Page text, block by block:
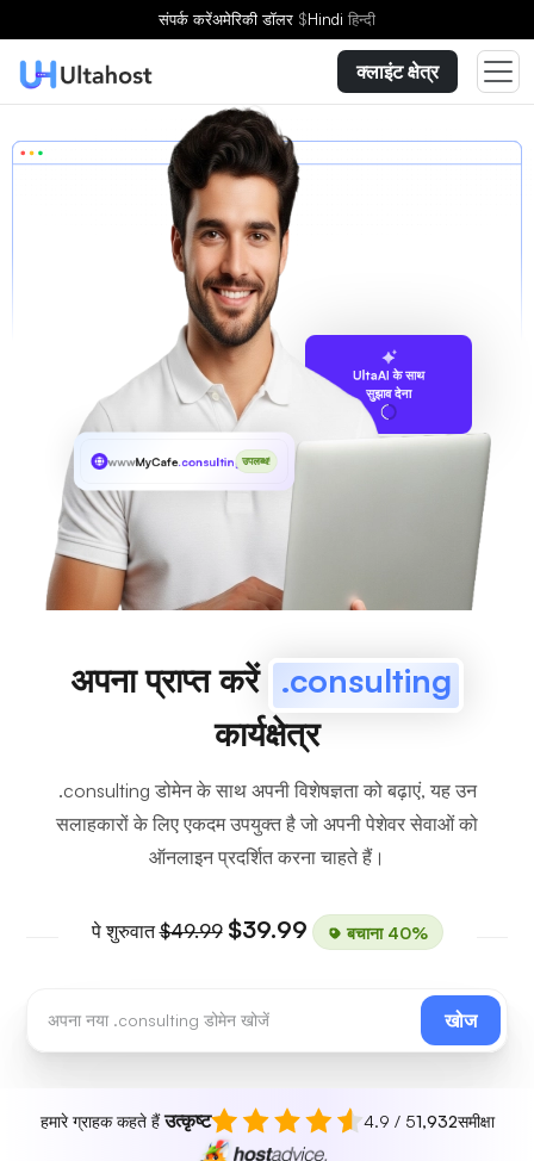
संपर्क करेंअमेरिकी डॉलर $Hindi हिन्दी
क्लाइंट क्षेत्र
UltaAI के साथ
सुझाव देना
wwwMyCafe.consultingउपलब्ध!
अपना प्राप्त करें .consulting
कार्यक्षेत्र
.consulting डोमेन के साथ अपनी विशेषज्ञता को बढ़ाएं, यह उन
सलाहकारों के लिए एकदम उपयुक्त है जो अपनी पेशेवर सेवाओं को
ऑनलाइन प्रदर्शित करना चाहते हैं।
पे शुरुवात$49.99 $39.99 बचाना 40%
खोज
हमारे ग्राहक कहते हैंउत्कृष्ट 4.9 / 51,932समीक्षा